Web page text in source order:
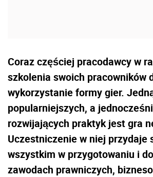
Coraz częściej pracodawcy w
szkolenia swoich pracowników
wykorzystanie formy gier.
popularniejszych, a
rozwijających praktyk jest gra
Uczestniczenie w niej przydaje
wszystkim w przygotowaniu i
zawodach prawniczych,